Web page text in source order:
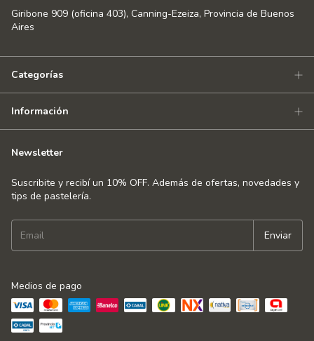
Giribone 909 (oficina 403), Canning-Ezeiza, Provincia de Buenos
Aires
Categorías
Información
Newsletter
Suscribite y recibí un 10% OFF. Además de ofertas, novedades y
tips de pastelería.
Medios de pago